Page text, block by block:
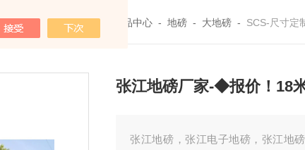
您的位置：首页 - 产品中心 -地磅 - 大地磅 - SCS-尺寸定制
张江地磅厂家-◆报价！18
张江地磅，张江电子地磅，张江地